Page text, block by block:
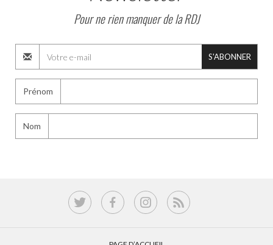
Pour ne rien manquer de la RDJ
S'ABONNER
Prénom
Nom